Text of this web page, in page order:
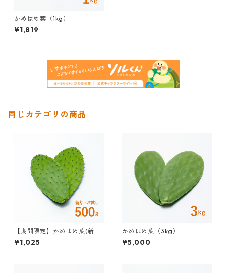
かめはめ葉（1kg）
¥1,819
同じカテゴリの商品
【期間限定】かめはめ葉(新芽
限定・お試し500g・ゆうパケ
ット発送)
¥1,025
かめはめ葉（3kg）
¥5,000